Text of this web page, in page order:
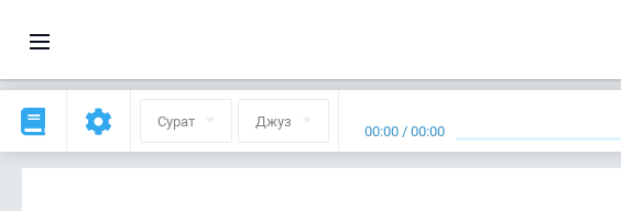
Сурат Джуз 00:00 /00:00